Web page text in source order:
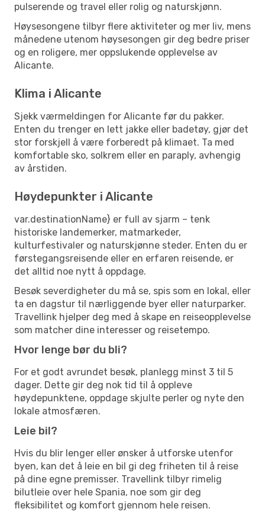
pulserende og travel eller rolig og naturskjønn.
Høysesongene tilbyr flere aktiviteter og mer liv, mens
månedene utenom høysesongen gir deg bedre priser
og en roligere, mer oppslukende opplevelse av
Alicante.
Klima i Alicante
Sjekk værmeldingen for Alicante før du pakker.
Enten du trenger en lett jakke eller badetøy, gjør det
stor forskjell å være forberedt på klimaet. Ta med
komfortable sko, solkrem eller en paraply, avhengig
av årstiden.
Høydepunkter i Alicante
var.destinationName} er full av sjarm – tenk
historiske landemerker, matmarkeder,
kulturfestivaler og naturskjønne steder. Enten du er
førstegangsreisende eller en erfaren reisende, er
det alltid noe nytt å oppdage.
Besøk severdigheter du må se, spis som en lokal, eller
ta en dagstur til nærliggende byer eller naturparker.
Travellink hjelper deg med å skape en reiseopplevelse
som matcher dine interesser og reisetempo.
Hvor lenge bør du bli?
For et godt avrundet besøk, planlegg minst 3 til 5
dager. Dette gir deg nok tid til å oppleve
høydepunktene, oppdage skjulte perler og nyte den
lokale atmosfæren.
Leie bil?
Hvis du blir lenger eller ønsker å utforske utenfor
byen, kan det å leie en bil gi deg friheten til å reise
på dine egne premisser. Travellink tilbyr rimelig
bilutleie over hele Spania, noe som gir deg
fleksibilitet og komfort gjennom hele reisen.